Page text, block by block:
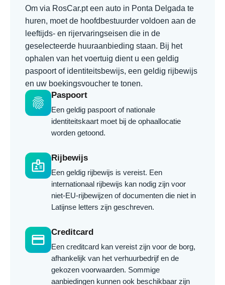
Om via RosCar.pt een auto in Ponta Delgada te
huren, moet de hoofdbestuurder voldoen aan de
leeftijds- en rijervaringseisen die in de
geselecteerde huuraanbieding staan. Bij het
ophalen van het voertuig dient u een geldig
paspoort of identiteitsbewijs, een geldig rijbewijs
en uw boekingsvoucher te tonen.
fingerprint
Paspoort
Een geldig paspoort of nationale
identiteitskaart moet bij de ophaallocatie
worden getoond.
badge
Rijbewijs
Een geldig rijbewijs is vereist. Een
internationaal rijbewijs kan nodig zijn voor
niet-EU-rijbewijzen of documenten die niet in
Latijnse letters zijn geschreven.
credit_card
Creditcard
Een creditcard kan vereist zijn voor de borg,
afhankelijk van het verhuurbedrijf en de
gekozen voorwaarden. Sommige
aanbiedingen kunnen ook beschikbaar zijn